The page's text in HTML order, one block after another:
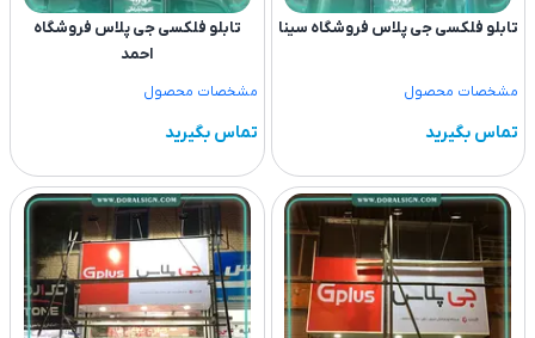
تابلو فلکسی جی پلاس فروشگاه سینا
مشخصات محصول
تماس بگیرید
تابلو فلکسی جی پلاس فروشگاه
احمد
مشخصات محصول
تماس بگیرید